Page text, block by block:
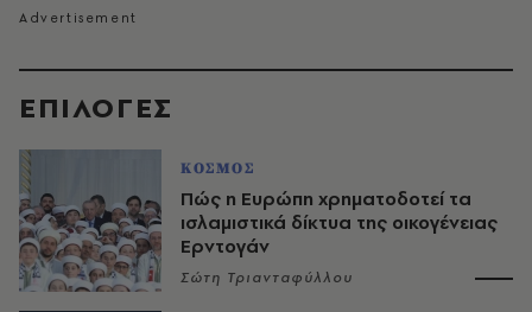
EΠΙΛΟΓΈΣ
ΚΟΣΜΟΣ
Πώς η Ευρώπη χρηματοδοτεί τα
ισλαμιστικά δίκτυα της οικογένειας
Ερντογάν
Σώτη Τριανταφύλλου